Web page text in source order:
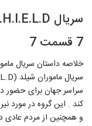
7 قسمت 7
خلاصه داستان سریال
کند . این گروه در مورد
و همچنین از مردم عادی